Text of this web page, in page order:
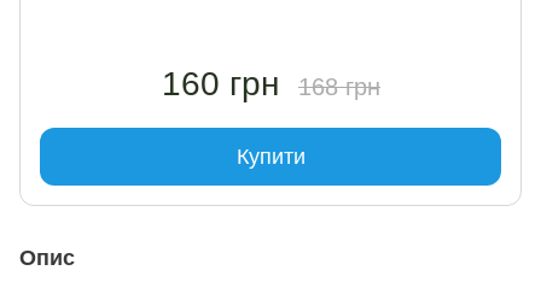
160 грн 168 грн
Купити
Опис